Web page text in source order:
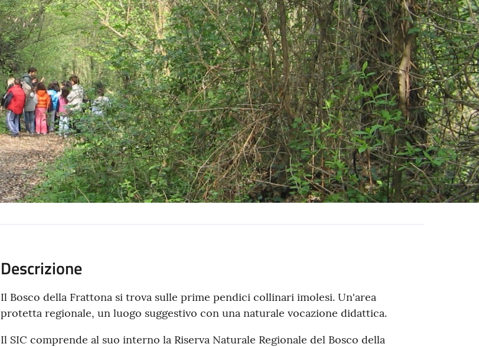
Descrizione
Il Bosco della Frattona si trova sulle prime pendici collinari imolesi. Un'area
protetta regionale, un luogo suggestivo con una naturale vocazione didattica.
Il SIC comprende al suo interno la Riserva Naturale Regionale del Bosco della